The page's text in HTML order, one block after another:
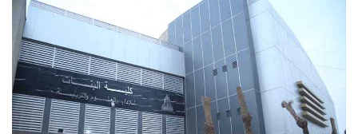
الطلاب
هيئة التدريس
الدراسات العليا